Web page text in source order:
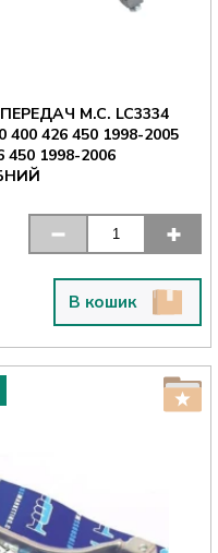
M.C. LC3334
400 426 450 1998-2005
450 1998-2006
В кошик